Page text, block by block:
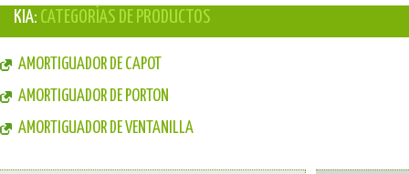
KIA: CATEGORÍAS DE PRODUCTOS
AMORTIGUADOR DE CAPOT
AMORTIGUADOR DE PORTON
AMORTIGUADOR DE VENTANILLA